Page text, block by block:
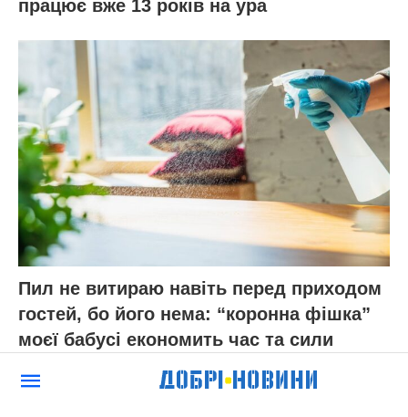
працює вже 13 років на ура
Пил не витираю навіть перед приходом
гостей, бо його нема: “коронна фішка”
моєї бабусі економить час та сили